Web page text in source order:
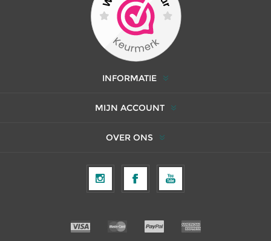
INFORMATIE
MIJN ACCOUNT
OVER ONS